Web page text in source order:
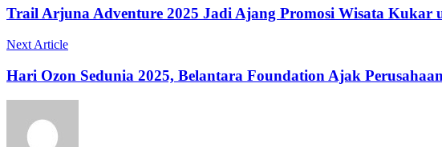
Trail Arjuna Adventure 2025 Jadi Ajang Promosi Wisata Kukar
Next Article
Hari Ozon Sedunia 2025, Belantara Foundation Ajak